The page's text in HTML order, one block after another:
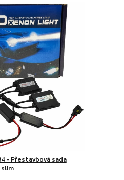
- Přestavbová sada
slim